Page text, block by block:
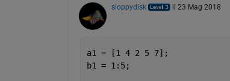
sloppydisk il 23 Mag 2018
a1 = [1 4 2 5 7];
b1 = 1:5;